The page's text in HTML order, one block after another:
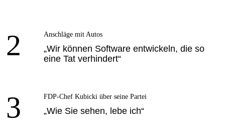
2 Anschläge mit Autos
„Wir können Software entwickeln, die so
eine Tat verhindert“
3 FDP-Chef Kubicki über seine Partei
„Wie Sie sehen, lebe ich“